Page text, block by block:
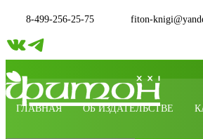
8-499-256-25-75 fiton-
ГЛАВНАЯ ОБ ИЗДАТЕЛЬСТВЕ